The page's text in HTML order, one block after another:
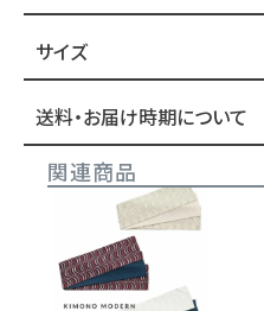
サイズ
送料・お届け時期について
関連商品